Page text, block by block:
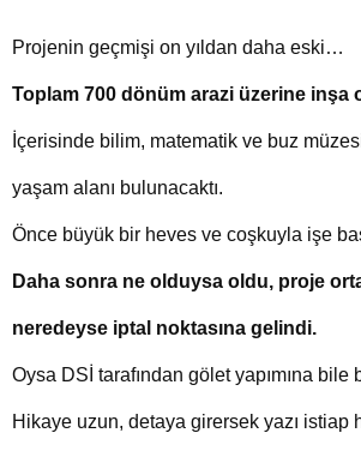
Projenin geçmişi on yıldan daha eski…
Toplam 700 dönüm arazi üzerine inşa
İçerisinde bilim, matematik ve buz
yaşam alanı bulunacaktı.
Önce büyük bir heves ve coşkuyla işe
Daha sonra ne olduysa oldu, proje
neredeyse iptal noktasına gelindi.
Oysa DSİ tarafından gölet yapımına bile
Hikaye uzun, detaya girersek yazı istiap